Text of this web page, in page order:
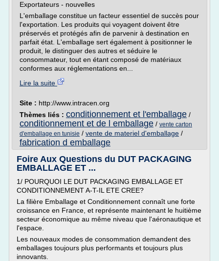
Exportateurs - nouvelles
L'emballage constitue un facteur essentiel de succès pour
l'exportation. Les produits qui voyagent doivent être
préservés et protégés afin de parvenir à destination en
parfait état. L'emballage sert également à positionner le
produit, le distinguer des autres et séduire le
consommateur, tout en étant composé de matériaux
conformes aux réglementations en...
Lire la suite
Site : http://www.intracen.org
Thèmes liés : conditionnement et l'emballage /
conditionnement et de l emballage / vente carton
d'emballage en tunisie / vente de materiel d'emballage /
fabrication d emballage
Foire Aux Questions du DUT PACKAGING
EMBALLAGE ET ...
1/ POURQUOI LE DUT PACKAGING EMBALLAGE ET
CONDITIONNEMENT A-T-IL ETE CREE?
La filière Emballage et Conditionnement connaît une forte
croissance en France, et représente maintenant le huitième
secteur économique au même niveau que l'aéronautique et
l'espace.
Les nouveaux modes de consommation demandent des
emballages toujours plus performants et toujours plus
innovants.